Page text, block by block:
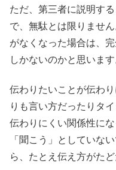
ただ、第三者に説明す
で、無駄とは限りませ
がなくなった場合は、
しかないのかと思います
伝わりたいことが伝わ
りも言い方だったりタ
伝わりにくい関係性に
「聞こう」としていな
ら、たとえ伝え方がた